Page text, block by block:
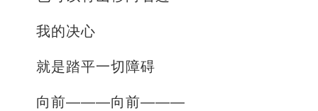
我的决心
就是踏平一切障碍
向前———向前———